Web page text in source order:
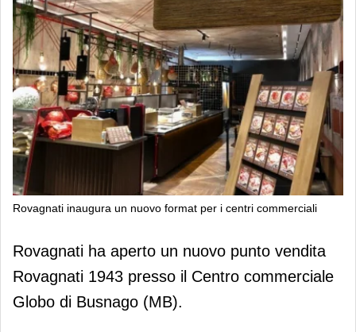
Rovagnati inaugura un nuovo format per i centri commerciali
Rovagnati inaugura un nuovo format
per i centri commerciali
Rovagnati ha aperto un nuovo punto vendita
Rovagnati 1943 presso il Centro commerciale
Globo di Busnago (MB).